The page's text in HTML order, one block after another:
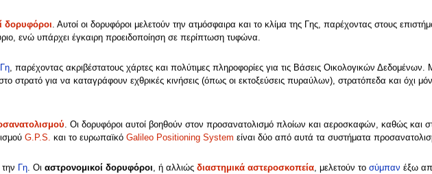
δορυφόροι. Αυτοί οι δορυφόροι μελετούν την ατμόσφαιρα και το κλίμα της Γης, παρέχοντας στους
ενώ υπάρχει έγκαιρη προειδοποίηση σε περίπτωση τυφώνα.
Γη, παρέχοντας ακριβέστατους χάρτες και πολύτιμες πληροφορίες για τις Βάσεις Οικολογικών Δεδομένων.
στο στρατό για να καταγράφουν εχθρικές κινήσεις (όπως οι εκτοξεύσεις πυραύλων), στρατόπεδα και όχι
. Οι δορυφόροι αυτοί βοηθούν στον προσανατολισμό πλοίων και αεροσκαφών, καθώς
G.P.S. και το ευρωπαϊκό Galileo Positioning System είναι δύο από αυτά τα συστήματα
Γη. Οι αστρονομικοί δορυφόροι, ή αλλιώς διαστημικά αστεροσκοπεία, μελετούν το σύμπαν έξω